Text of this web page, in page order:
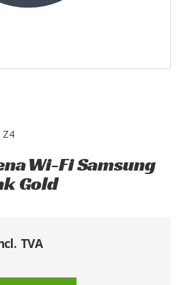
Z4
Wi-Fi Samsung
Gold
TVA